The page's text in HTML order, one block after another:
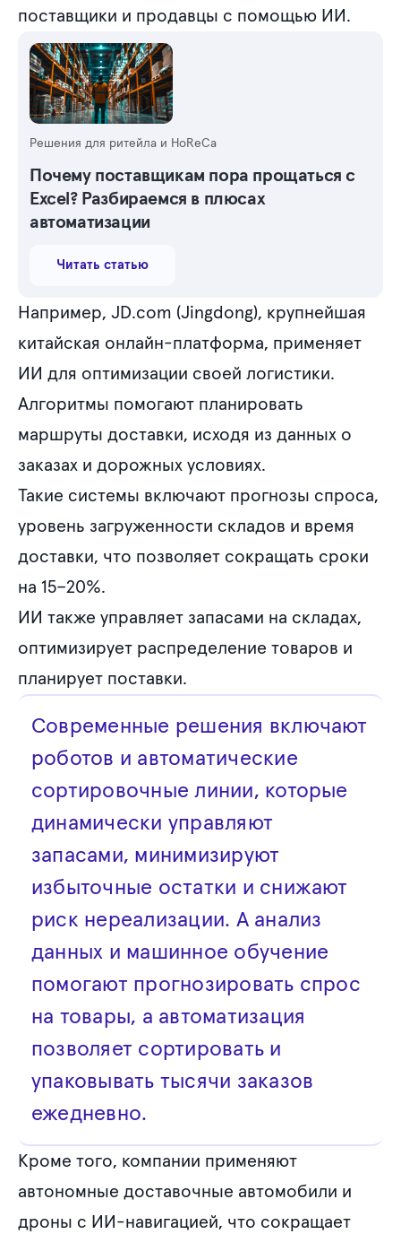
поставщики и продавцы с помощью ИИ.
Решения для ритейла и HoReCa
Почему поставщикам пора прощаться с
Excel? Разбираемся в плюсах
автоматизации
Читать статью
Например, JD.com (Jingdong), крупнейшая
китайская онлайн-платформа, применяет
ИИ для оптимизации своей логистики.
Алгоритмы помогают планировать
маршруты доставки, исходя из данных о
заказах и дорожных условиях.
Такие системы включают прогнозы спроса,
уровень загруженности складов и время
доставки, что позволяет сокращать сроки
на 15–20%.
ИИ также управляет запасами на складах,
оптимизирует распределение товаров и
планирует поставки.
Современные решения включают
роботов и автоматические
сортировочные линии, которые
динамически управляют
запасами, минимизируют
избыточные остатки и снижают
риск нереализации. А анализ
данных и машинное обучение
помогают прогнозировать спрос
на товары, а автоматизация
позволяет сортировать и
упаковывать тысячи заказов
ежедневно.
Кроме того, компании применяют
автономные доставочные автомобили и
дроны с ИИ-навигацией, что сокращает